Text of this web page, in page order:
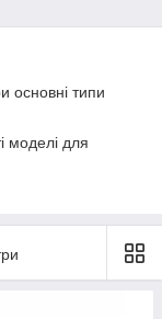
основні типи
моделі для
дозволяє
комфортної